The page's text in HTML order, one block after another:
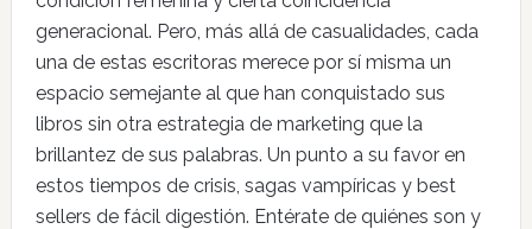
generacional. Pero, más allá de casualidades, cada
una de estas escritoras merece por sí misma un
espacio semejante al que han conquistado sus
libros sin otra estrategia de marketing que la
brillantez de sus palabras. Un punto a su favor en
estos tiempos de crisis, sagas vampíricas y best
sellers de fácil digestión. Entérate de quiénes son y